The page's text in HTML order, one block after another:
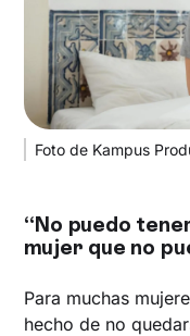
Foto de Kampus
“No puedo
mujer que no
Para muchas
hecho de no